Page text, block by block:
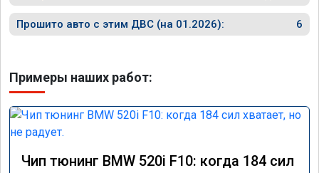
Прошито авто с этим ДВС (на 01.2026): 6
Примеры наших работ:
Чип тюнинг BMW 520i F10: когда 184 сил